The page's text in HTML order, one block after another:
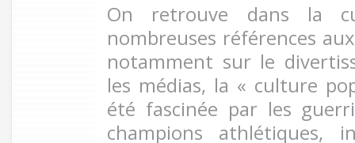
On retrouve dans la
nombreuses références
notamment sur le
les médias, la « culture
été fascinée par les
champions athlétiques,